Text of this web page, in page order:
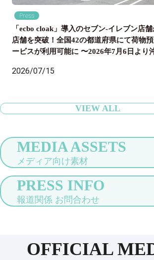
Press
「ecbo cloak」導入のセブン‐イレブン店
店舗を突破！全国42の都道府県にて荷物
ービスが利用可能に 〜2026年7月6日より
行者の身軽な旅をサポート〜
2026/07/15
VIEW ALL
MEDIA ASSETS
メディア向け素材
PRESS INFO
報道関係 お問合わせ
OFFICIAL